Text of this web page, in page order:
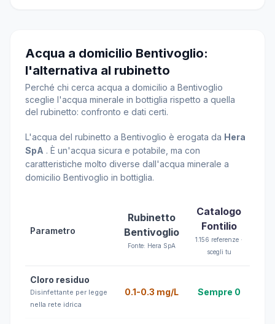
Acqua a domicilio Bentivoglio:
l'alternativa al rubinetto
Perché chi cerca acqua a domicilio a Bentivoglio
sceglie l'acqua minerale in bottiglia rispetto a quella
del rubinetto: confronto e dati certi.
L'acqua del rubinetto a Bentivoglio è erogata da Hera
SpA . È un'acqua sicura e potabile, ma con
caratteristiche molto diverse dall'acqua minerale a
domicilio Bentivoglio in bottiglia.
Parametro
Rubinetto
Bentivoglio
Fonte: Hera SpA
Catalogo
Fontilio
1.156 referenze ·
scegli tu
Cloro residuo
Disinfettante per legge
nella rete idrica
0.1-0.3 mg/L Sempre 0